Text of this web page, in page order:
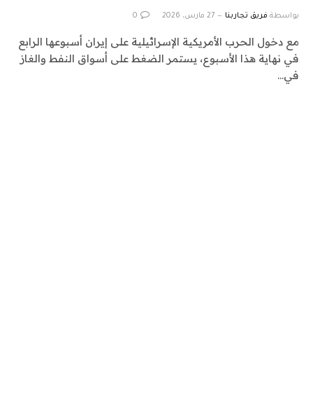
بواسطة فريق تجاربنا 27 مارس، 2026 0
مع دخول الحرب الأمريكية الإسرائيلية على إيران أسبوعها الرابع
في نهاية هذا الأسبوع، يستمر الضغط على أسواق النفط والغاز
في…